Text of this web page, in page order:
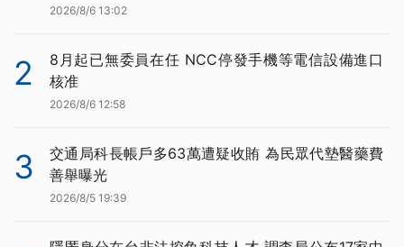
2026/8/6 13:02
2
8月起已無委員在任 NCC停發手機等電信設備進口
核准
2026/8/6 12:58
3
交通局科長帳戶多63萬遭疑收賄 為民眾代墊醫藥費
善舉曝光
2026/8/5 19:39